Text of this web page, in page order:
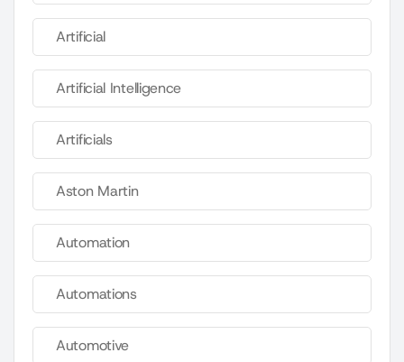
Artificial
Artificial Intelligence
Artificials
Aston Martin
Automation
Automations
Automotive